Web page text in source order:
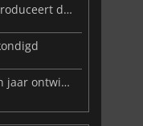
Warhammer 40.000: Dawn of War 4 introduceert de Necron-factie
Vahrin's Call verschijnt eindelijk na tien jaar ontwikkeling